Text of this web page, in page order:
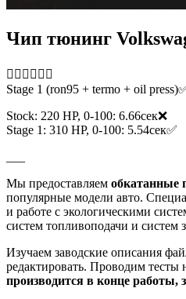
Чип тюнинг
👇🏼👇🏼👇🏼
Stage 1 (ron95 + termo + oil
Stock: 220 HP, 0-100: 6.66сек❌
Stage 1: 310 HP, 0-100: 5.54сек✅
Мы предоставляем обкатанные
популярные модели авто.
и работе с экологическими
систем топливоподачи и систем
Изучаем заводские описания
редактировать. Проводим тесты
производится в конце работы,